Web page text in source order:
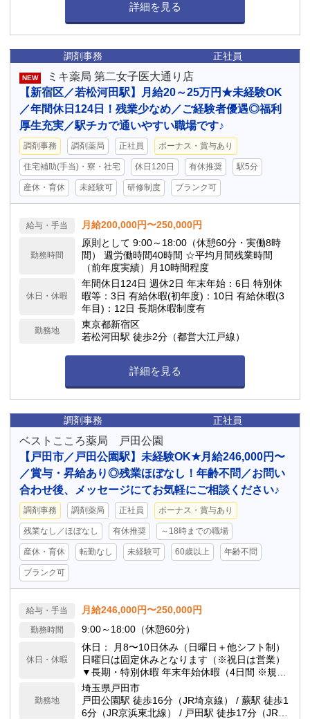
詳細を見る
調剤事務 正社員
NEW
ミキ薬局 第二女子医大通り店
【新宿区／若松河田駅】月給20～25万円★未経験OK
／年間休日124日！残業少なめ／ご経験者優遇◎福利
厚生充実／駅チカで通いやすい職場です♪
調剤事務 調剤薬局 正社員 ボーナス・賞与あり
住宅補助(手当)・寮・社宅 休日120日 有休推奨 駅5分
産休・育休 未経験可 研修制度 ブランク可
給与・手当 月給200,000円〜250,000円
勤務時間
原則として 9:00～18:00（休憩60分・実働8時
間） 週労働時間40時間 ☆平均月間残業時間
（前年度実績）月10時間程度
休日・休暇
年間休日124日 週休2日 年末年始：6日 特別休
暇等：3日 有給休暇(初年度)：10日 有給休暇(3
年目)：12日 長期休暇制度有
勤務地
東京都新宿区
若松河田駅 徒歩2分（都営大江戸線）
詳細を見る
調剤事務 正社員
ベストこころ薬局 戸田公園
【戸田市／戸田公園駅】未経験OK★月給246,000円〜
／賞与・昇給あり◎残業ほぼなし！年齢不問／お問い
合わせ後、メッセージにてお気軽にご相談ください♪
調剤事務 調剤薬局 正社員 ボーナス・賞与あり
残業なし／ほぼなし 有休推奨 ～18時までの職場
産休・育休 転勤なし 未経験可 60歳以上 年齢不問
ブランク可
給与・手当 月給246,000円〜250,000円
勤務時間 9:00～18:00（休憩60分）
休日・休暇
休日： 月8〜10日休み（日曜日＋他シフト制）
日曜日は固定休みとなります（※祝日は営業）
▼長期・特別休暇 年末年始休暇（4日間 ※規定
あり） 夏季休暇（3日間 ※規定あり） 産前産後
休暇・育児休暇 ／ 慶弔休暇 有給休暇（法定通
り付与）
勤務地
埼玉県戸田市
戸田公園駅 徒歩16分（JR埼京線） / 蕨駅 徒歩1
6分（JR京浜東北線） / 戸田駅 徒歩17分（JR埼